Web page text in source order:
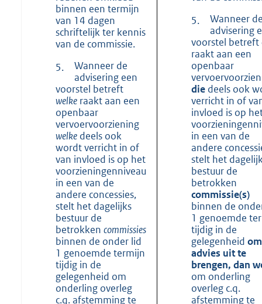
binnen een termijn
van 14 dagen
schriftelijk ter kennis
van de commissie.
5.
Wanneer de
advisering een
voorstel betreft
welkeraakt aan een
openbaar
vervoervoorziening
welkedeels ook
wordt verricht in of
van invloed is op het
voorzieningenniveau
in een van de
andere concessies,
stelt het dagelijks
bestuur de
betrokken commissies
binnen de onder lid
1 genoemde termijn
tijdig in de
gelegenheid om
onderling overleg
c.q. afstemming te
5.
Wanneer
advisering
voorstel betreft
raakt aan een
openbaar
die deels ook
verricht in of
invloed is op
in een van de
andere
stelt het
bestuur de
betrokken
commissie(s)
binnen de
1 genoemde
tijdig in de
gelegenheid
advies uit te
brengen, dan
om onderling
overleg c.q.
afstemming te